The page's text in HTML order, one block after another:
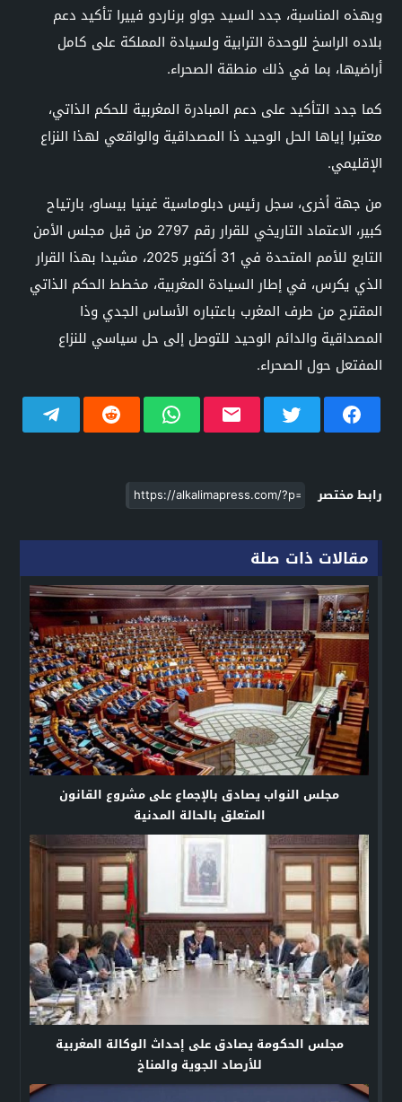
وبهذه المناسبة، جدد السيد جواو برناردو فييرا تأكيد دعم
بلاده الراسخ للوحدة الترابية ولسيادة المملكة على كامل
أراضيها، بما في ذلك منطقة الصحراء.
كما جدد التأكيد على دعم المبادرة المغربية للحكم الذاتي،
معتبرا إياها الحل الوحيد ذا المصداقية والواقعي لهذا النزاع
الإقليمي.
من جهة أخرى، سجل رئيس دبلوماسية غينيا بيساو، بارتياح
كبير، الاعتماد التاريخي للقرار رقم 2797 من قبل مجلس الأمن
التابع للأمم المتحدة في 31 أكتوبر 2025، مشيدا بهذا القرار
الذي يكرس، في إطار السيادة المغربية، مخطط الحكم الذاتي
المقترح من طرف المغرب باعتباره الأساس الجدي وذا
المصداقية والدائم الوحيد للتوصل إلى حل سياسي للنزاع
المفتعل حول الصحراء.
رابط مختصر
مقالات ذات صلة
مجلس النواب يصادق بالإجماع على مشروع القانون
المتعلق بالحالة المدنية
مجلس الحكومة يصادق على إحداث الوكالة المغربية
للأرصاد الجوية والمناخ